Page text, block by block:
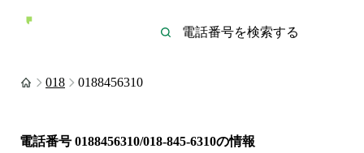
018 0188456310
電話番号 0188456310/018-845-6310の情報